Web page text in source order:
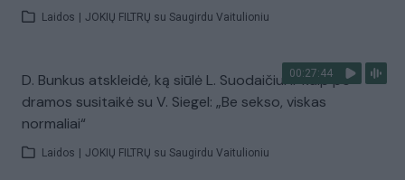
Laidos | JOKIŲ FILTRŲ su Saugirdu Vaitulioniu
00:27:44
D. Bunkus atskleidė, ką siūlė L. Suodaičiui ir kaip po
dramos susitaikė su V. Siegel: „Be sekso, viskas
normaliai“
Laidos | JOKIŲ FILTRŲ su Saugirdu Vaitulioniu